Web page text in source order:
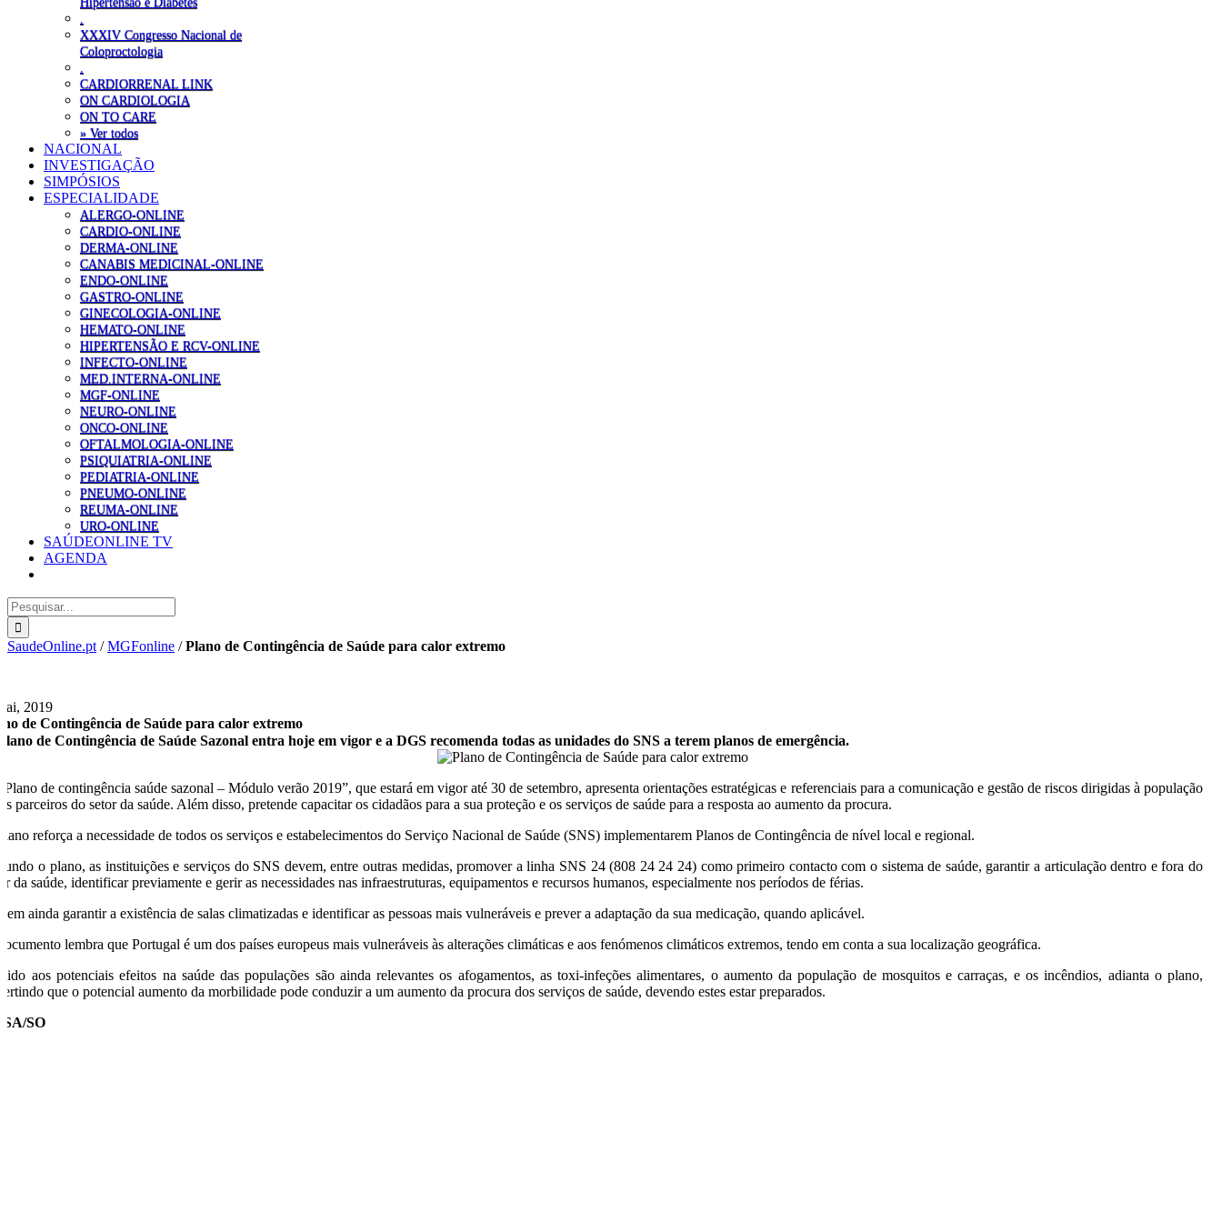
XXXIV Congresso Nacional de
Coloproctologia
CARDIORRENAL LINK
ON CARDIOLOGIA
ON TO CARE
» Ver todos
NACIONAL
INVESTIGAÇÃO
SIMPÓSIOS
ESPECIALIDADE
ALERGO-ONLINE
CARDIO-ONLINE
DERMA-ONLINE
CANABIS MEDICINAL-ONLINE
ENDO-ONLINE
GASTRO-ONLINE
GINECOLOGIA-ONLINE
HEMATO-ONLINE
HIPERTENSÃO E RCV-ONLINE
INFECTO-ONLINE
MED.INTERNA-ONLINE
MGF-ONLINE
NEURO-ONLINE
ONCO-ONLINE
OFTALMOLOGIA-ONLINE
PSIQUIATRIA-ONLINE
PEDIATRIA-ONLINE
PNEUMO-ONLINE
REUMA-ONLINE
URO-ONLINE
SAÚDEONLINE TV
AGENDA
Pesquisar
SaudeOnline.pt /MGFonline /Plano de Contingência de Saúde para calor extremo
2019
de Contingência de Saúde para calor extremo
de Contingência de Saúde Sazonal entra hoje em vigor e a DGS recomenda todas as unidades do SNS a terem planos de emergência.
de contingência saúde sazonal – Módulo verão 2019”, que estará em vigor até 30 de setembro, apresenta orientações estratégicas e referenciais para a comunicação e gestão de riscos dirigidas à população
parceiros do setor da saúde. Além disso, pretende capacitar os cidadãos para a sua proteção e os serviços de saúde para a resposta ao aumento da procura.
reforça a necessidade de todos os serviços e estabelecimentos do Serviço Nacional de Saúde (SNS) implementarem Planos de Contingência de nível local e regional.
o plano, as instituições e serviços do SNS devem, entre outras medidas, promover a linha SNS 24 (808 24 24 24) como primeiro contacto com o sistema de saúde, garantir a articulação dentro e fora do
da saúde, identificar previamente e gerir as necessidades nas infraestruturas, equipamentos e recursos humanos, especialmente nos períodos de férias.
ainda garantir a existência de salas climatizadas e identificar as pessoas mais vulneráveis e prever a adaptação da sua medicação, quando aplicável.
lembra que Portugal é um dos países europeus mais vulneráveis às alterações climáticas e aos fenómenos climáticos extremos, tendo em conta a sua localização geográfica.
aos potenciais efeitos na saúde das populações são ainda relevantes os afogamentos, as toxi-infeções alimentares, o aumento da população de mosquitos e carraças, e os incêndios, adianta o plano,
que o potencial aumento da morbilidade pode conduzir a um aumento da procura dos serviços de saúde, devendo estes estar preparados.
SO